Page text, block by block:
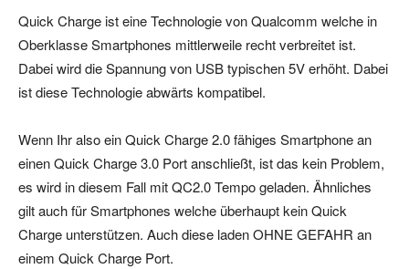
Quick Charge ist eine Technologie von Qualcomm welche in
Oberklasse Smartphones mittlerweile recht verbreitet ist.
Dabei wird die Spannung von USB typischen 5V erhöht. Dabei
ist diese Technologie abwärts kompatibel.
Wenn Ihr also ein Quick Charge 2.0 fähiges Smartphone an
einen Quick Charge 3.0 Port anschließt, ist das kein Problem,
es wird in diesem Fall mit QC2.0 Tempo geladen. Ähnliches
gilt auch für Smartphones welche überhaupt kein Quick
Charge unterstützen. Auch diese laden OHNE GEFAHR an
einem Quick Charge Port.